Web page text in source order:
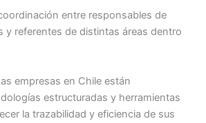
entre responsables de
y referentes de distintas áreas dentro
empresas en Chile están
estructuradas y herramientas
la trazabilidad y eficiencia de sus